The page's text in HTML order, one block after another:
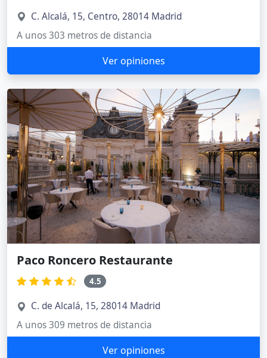
C. Alcalá, 15, Centro, 28014 Madrid
A unos 303 metros de distancia
Ver opiniones
Paco Roncero Restaurante
4.5
C. de Alcalá, 15, 28014 Madrid
A unos 309 metros de distancia
Ver opiniones